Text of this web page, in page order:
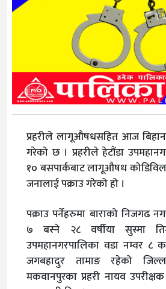
प्रहरीले लागूऔषधसहित आज
गरेको छ । प्रहरीले हेटौंडा
१० बसपार्कबाट लागूऔषध
जनालाई पक्राउ गरेको हो ।
पक्राउ पर्नेहरुमा बाराको निजगढ
७ बस्ने २८ वर्षीया सुस्मा
उपमहानगरपालिका वडा नम्वर ८
जगबहादुर तामाङ रहेको
मकवानपुरका प्रहरी नायव